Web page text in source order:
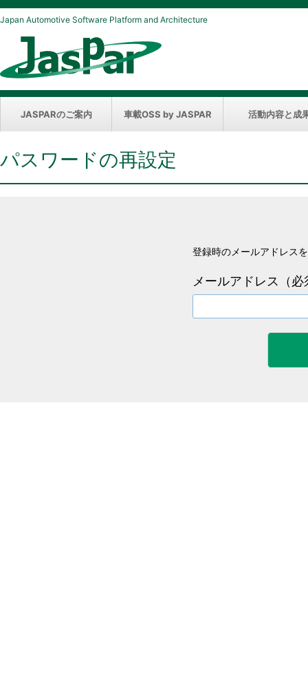
Japan Automotive Software Platform and Architecture
JASPARのご案内 車載OSS by JASPAR 活動内容と成
パスワードの再設定
登録時のメールアドレス
メールアドレス（必